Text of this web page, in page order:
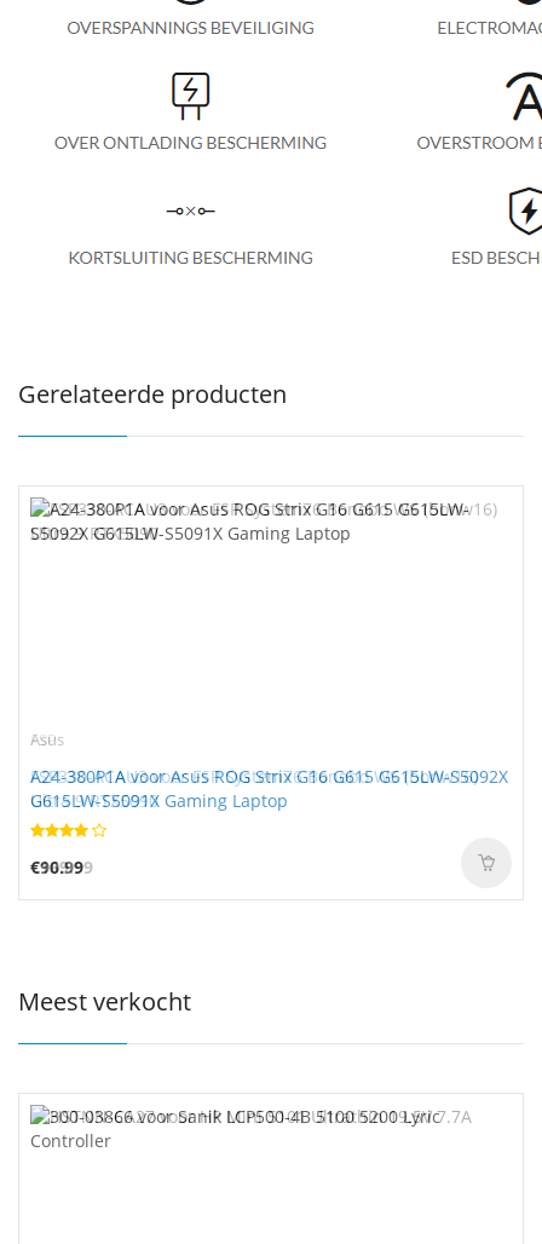
Gerelateerde producten
FSP
FSP330-ACAU3 voor FSP System76 Bonobo WS (bonw16)
Ultra 9 RTX5090
€169.99
Asus
A24-380P1A voor Asus ROG Strix G16 G615 G615LW-S5092X
G615LW-S5091X Gaming Laptop
€90.99
Meest verkocht